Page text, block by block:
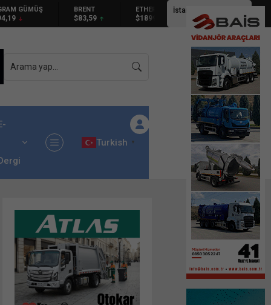
GÜMÜŞ BRENT
$83,59
ETHEREUM
$1899.77
İstanbul,
Açık
Turkish ▼